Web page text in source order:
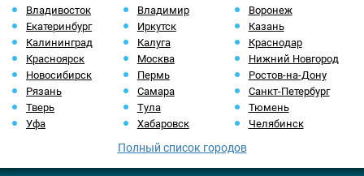
Владивосток Владимир
Воронеж
Екатеринбург
Иркутск
Казань
Калининград
Калуга
Краснодар
Красноярск
Москва
Нижний Новгород
Новосибирск
Пермь
Ростов-на-Дону
Рязань
Самара
Санкт-Петербург
Тверь
Тула
Тюмень
Уфа
Хабаровск Челябинск
Полный список городов